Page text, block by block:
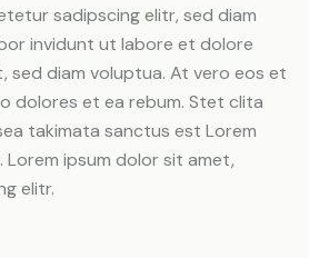
sadipscing elitr, sed diam
invidunt ut labore et dolore
sed diam voluptua. At vero eos et
dolores et ea rebum. Stet clita
takimata sanctus est Lorem
ipsum dolor sit amet,
elitr.